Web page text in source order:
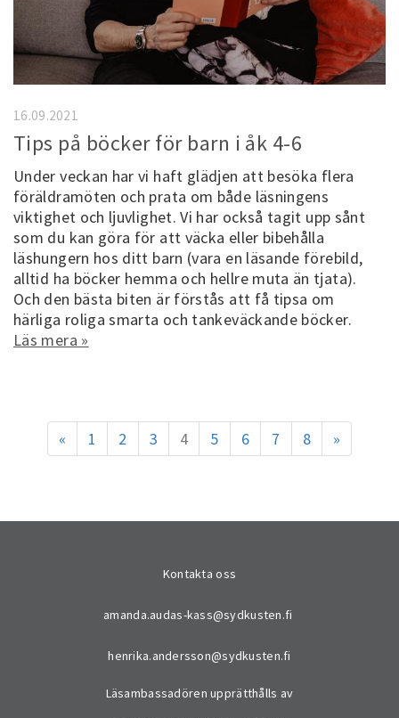
Tips på böcker för barn i åk 4-6
Under veckan har vi haft glädjen att besöka flera
föräldramöten och prata om både läsningens
viktighet och ljuvlighet. Vi har också tagit upp sånt
som du kan göra för att väcka eller bibehålla
läshungern hos ditt barn (vara en läsande förebild,
alltid ha böcker hemma och hellre muta än tjata).
Och den bästa biten är förstås att få tipsa om
härliga roliga smarta och tankeväckande böcker.
Läs mera »
16.09.2021
« 1 2 3 4 5 6 7 8 »
Kontakta oss
amanda.audas-kass@sydkusten.fi
henrika.andersson@sydkusten.fi
Läsambassadören upprätthålls av